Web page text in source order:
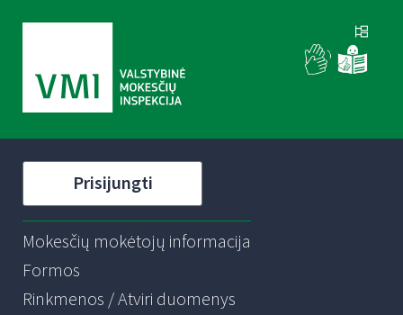
Prisijungti
Mokesčių mokėtojų informacija
Formos
Rinkmenos / Atviri duomenys